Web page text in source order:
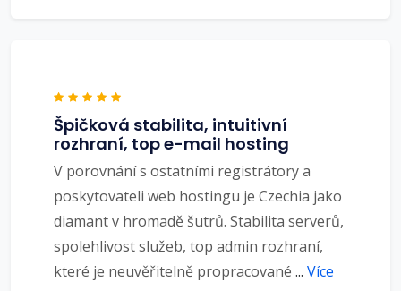
Špičková stabilita, intuitivní
rozhraní, top e-mail hosting
V porovnání s ostatními registrátory a
poskytovateli web hostingu je Czechia jako
diamant v hromadě šutrů. Stabilita serverů,
spolehlivost služeb, top admin rozhraní,
které je neuvěřitelně propracované ... Více